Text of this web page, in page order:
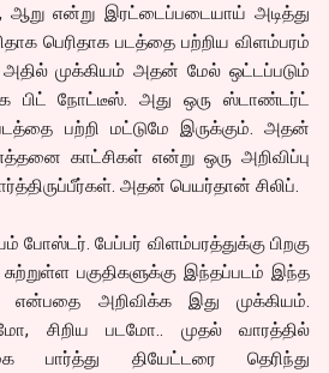
ஆறு என்று இரட்டைப்படையாய் அடித்து
பெரிதாக படத்தை பற்றிய விளம்பரம்
முக்கியம் அதன் மேல் ஒட்டப்படும்
பிட் நோட்டீஸ். அது ஒரு ஸ்டாண்டர்ட்
பற்றி மட்டுமே இருக்கும். அதன்
காட்சிகள் என்று ஒரு அறிவிப்பு
அதன் பெயர்தான் சிலிப்.
போஸ்டர். பேப்பர் விளம்பரத்துக்கு பிறகு
பகுதிகளுக்கு இந்தப்படம் இந்த
என்பதை அறிவிக்க இது முக்கியம்.
சிறிய படமோ.. முதல் வாரத்தில்
பார்த்து தியேட்டரை தெரிந்து